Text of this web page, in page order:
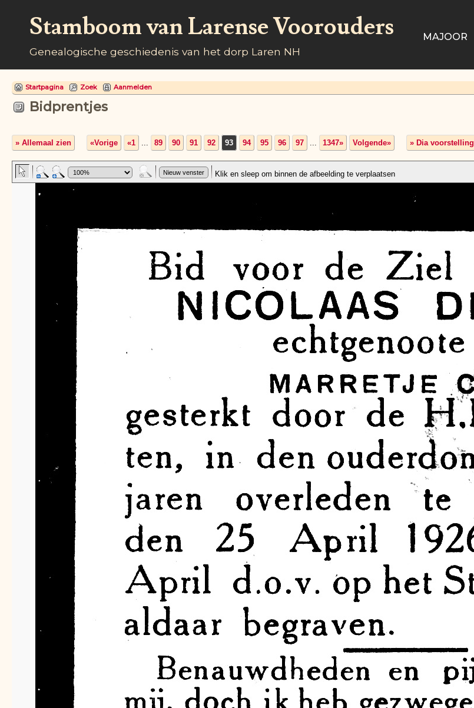
Stamboom van Larense Voorouders
Genealogische geschiedenis van het dorp Laren NH
MAJOOR
Startpagina Zoek Aanmelden
Bidprentjes
» Allemaal zien «Vorige «1 ... 89 90 91 92 93 94 95 96 97 ... 1347» Volgende» » Dia voorstelling